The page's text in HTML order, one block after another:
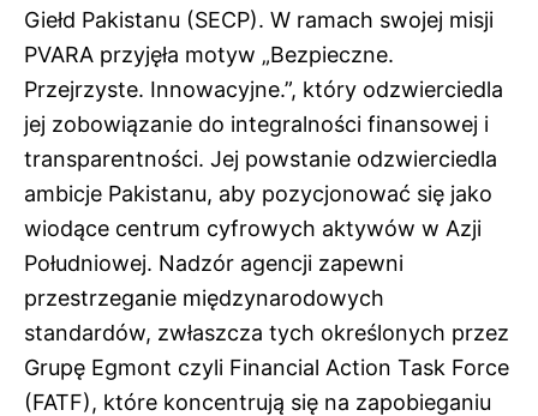
Giełd Pakistanu (SECP). W ramach swojej misji
PVARA przyjęła motyw „Bezpieczne.
Przejrzyste. Innowacyjne.”, który odzwierciedla
jej zobowiązanie do integralności finansowej i
transparentności. Jej powstanie odzwierciedla
ambicje Pakistanu, aby pozycjonować się jako
wiodące centrum cyfrowych aktywów w Azji
Południowej. Nadzór agencji zapewni
przestrzeganie międzynarodowych
standardów, zwłaszcza tych określonych przez
Grupę Egmont czyli Financial Action Task Force
(FATF), które koncentrują się na zapobieganiu